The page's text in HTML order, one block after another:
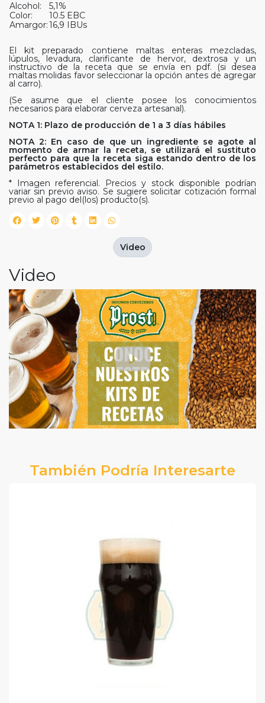
Alcohol:
5,1%
Color:
10.5 EBC
Amargor:16,9 IBUs
El kit preparado contiene maltas enteras mezcladas,
lúpulos, levadura, clarificante de hervor, dextrosa y un
instructivo de la receta que se envía en pdf. (si desea
maltas molidas favor seleccionar la opción antes de agregar
al carro).
(Se asume que el cliente posee los conocimientos
necesarios para elaborar cerveza artesanal).
NOTA 1: Plazo de producción de 1 a 3 días hábiles
NOTA 2: En caso de que un ingrediente se agote al
momento de armar la receta, se utilizará el sustituto
perfecto para que la receta siga estando dentro de los
parámetros establecidos del estilo.
* Imagen referencial. Precios y stock disponible podrían
variar sin previo aviso. Se sugiere solicitar cotización formal
previo al pago del(los) producto(s).
Video
Video
También Podría Interesarte